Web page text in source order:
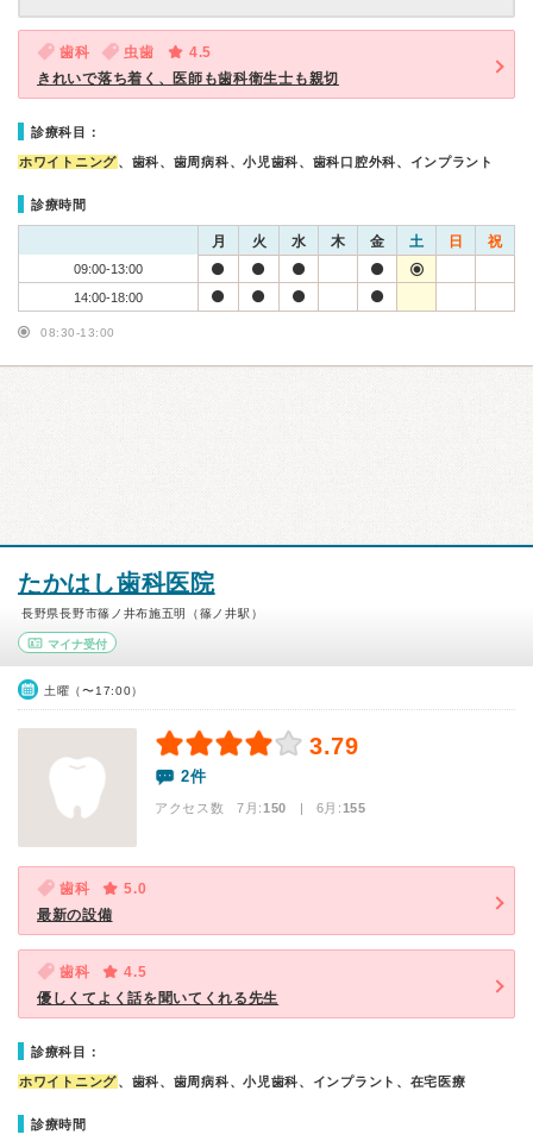
歯科 虫歯
4.5
きれいで落ち着く、医師も歯科衛生士も親切
診療科目：
ホワイトニング、歯科、歯周病科、小児歯科、歯科口腔外科、インプラント
診療時間
月 火 水 木 金 土 日 祝
09:00-13:00
14:00-18:00
08:30-13:00
たかはし歯科医院
長野県長野市篠ノ井布施五明（篠ノ井駅）
マイナ受付
土曜（〜17:00）
3.79
2件
アクセス数 7月:150 | 6月:155
歯科
5.0
最新の設備
歯科
4.5
優しくてよく話を聞いてくれる先生
診療科目：
ホワイトニング、歯科、歯周病科、小児歯科、インプラント、在宅医療
診療時間